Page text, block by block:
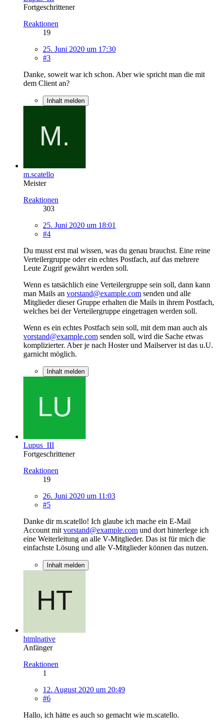
Fortgeschrittener
Reaktionen
19
25. Juni 2020 um 17:30
#3
Danke, soweit war ich schon. Aber wie spricht man die mit
dem Client an?
Inhalt melden
m.scatello
Meister
Reaktionen
303
25. Juni 2020 um 18:01
#4
Du musst erst mal wissen, was du genau brauchst. Eine reine
Verteilergruppe oder ein echtes Postfach, auf das mehrere
Leute Zugrif gewährt werden soll.
Wenn es tatsächlich eine Verteilergruppe sein soll, dann kann
man Mails an vorstand@example.com senden und alle
Mitglieder dieser Gruppe erhalten die Mails in ihrem Postfach,
welches bei der Verteilergruppe eingetragen werden soll.
Wenn es ein echtes Postfach sein soll, mit dem man auch als
vorstand@example.com senden soll, wird die Sache etwas
komplizierter. Aber je nach Hoster und Mailserver ist das u.U.
garnicht möglich.
Inhalt melden
Lupus_III
Fortgeschrittener
Reaktionen
19
26. Juni 2020 um 11:03
#5
Danke dir m.scatello! Ich glaube ich mache ein E-Mail
Account mit vorstand@example.com und dort hinterlege ich
eine Weiterleitung an alle V-Mitglieder. Das ist für mich die
einfachste Lösung und alle V-Mitglieder können das nutzen.
Inhalt melden
htmlnative
Anfänger
Reaktionen
1
12. August 2020 um 20:49
#6
Hallo, ich hätte es auch so gemacht wie m.scatello.